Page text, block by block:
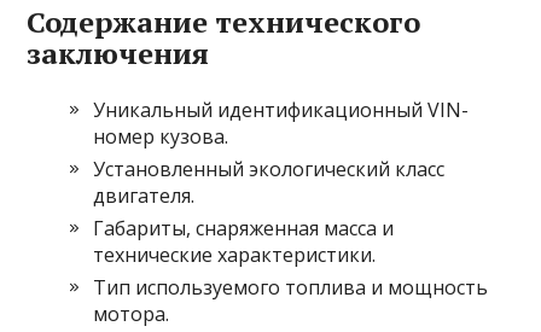
Содержание технического
заключения
Уникальный идентификационный VIN-
номер кузова.
Установленный экологический класс
двигателя.
Габариты, снаряженная масса и
технические характеристики.
Тип используемого топлива и мощность
мотора.